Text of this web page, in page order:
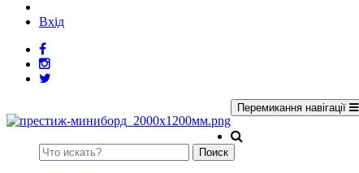
Вхід
Перемикання навігації
Поиск